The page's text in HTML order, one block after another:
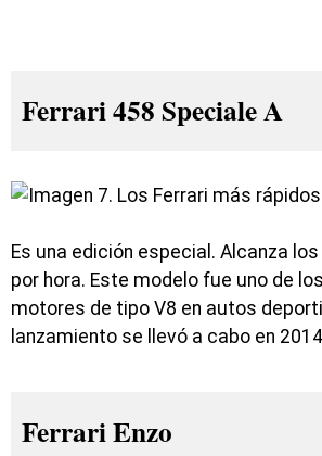
Ferrari 458 Speciale A
Es una edición especial. Alcanza
por hora. Este modelo fue uno de
motores de tipo V8 en autos
lanzamiento se llevó a cabo en
Ferrari Enzo